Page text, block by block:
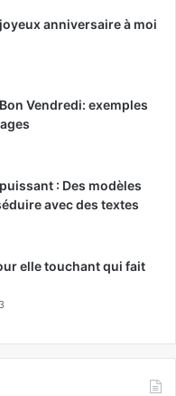
anniversaire à moi
Vendredi: exemples
: Des modèles
avec des textes
elle touchant qui fait